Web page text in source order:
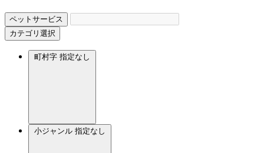
ペットサービス
カテゴリ選択
町村字 指定なし
小ジャンル 指定なし